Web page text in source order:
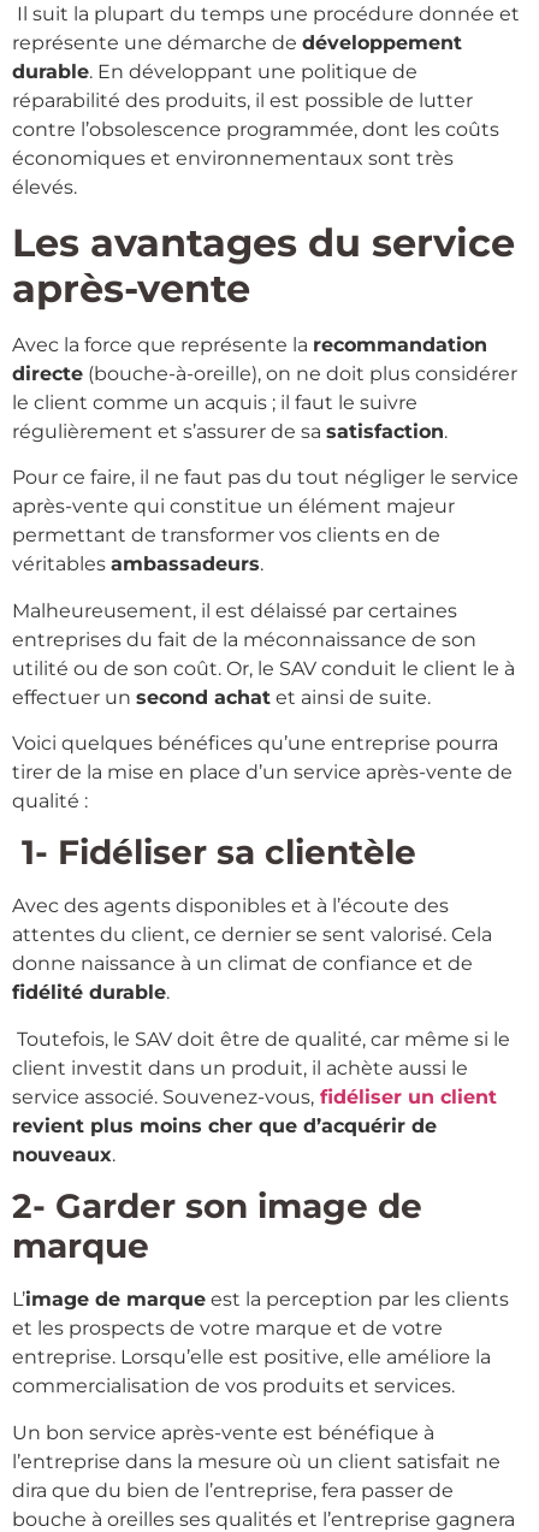
Il suit la plupart du temps une procédure donnée et
représente une démarche de développement
durable. En développant une politique de
réparabilité des produits, il est possible de lutter
contre l’obsolescence programmée, dont les coûts
économiques et environnementaux sont très
élevés.
Les avantages du service
après-vente
Avec la force que représente la recommandation
directe (bouche-à-oreille), on ne doit plus considérer
le client comme un acquis ; il faut le suivre
régulièrement et s’assurer de sa satisfaction.
Pour ce faire, il ne faut pas du tout négliger le service
après-vente qui constitue un élément majeur
permettant de transformer vos clients en de
véritables ambassadeurs.
Malheureusement, il est délaissé par certaines
entreprises du fait de la méconnaissance de son
utilité ou de son coût. Or, le SAV conduit le client le à
effectuer un second achat et ainsi de suite.
Voici quelques bénéfices qu’une entreprise pourra
tirer de la mise en place d’un service après-vente de
qualité :
1- Fidéliser sa clientèle
Avec des agents disponibles et à l’écoute des
attentes du client, ce dernier se sent valorisé. Cela
donne naissance à un climat de confiance et de
fidélité durable.
Toutefois, le SAV doit être de qualité, car même si le
client investit dans un produit, il achète aussi le
service associé. Souvenez-vous, fidéliser un client
revient plus moins cher que d’acquérir de
nouveaux.
2- Garder son image de
marque
L’image de marque est la perception par les clients
et les prospects de votre marque et de votre
entreprise. Lorsqu’elle est positive, elle améliore la
commercialisation de vos produits et services.
Un bon service après-vente est bénéfique à
l’entreprise dans la mesure où un client satisfait ne
dira que du bien de l’entreprise, fera passer de
bouche à oreilles ses qualités et l’entreprise gagnera